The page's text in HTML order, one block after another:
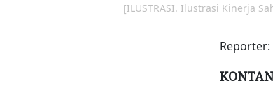
[ILUSTRASI. Ilustrasi Kinerja
Reporter: